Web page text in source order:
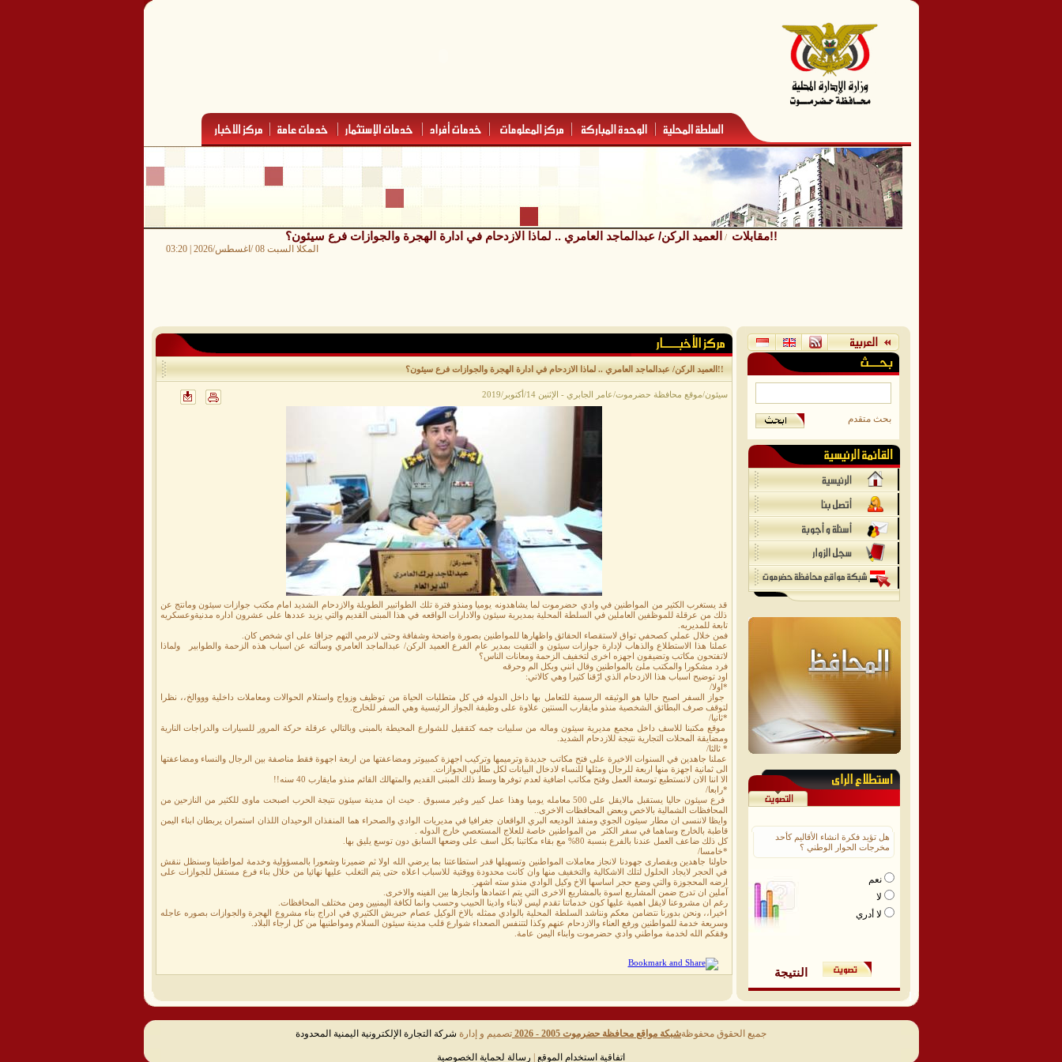
مقابلات / العميد الركن/ عبدالماجد العامري .. لماذا الازدحام في ادارة الهجرة والجوازات فرع سيئون؟!!
المكلا السبت 08 /اغسطس/2026 | 03:20
العميد الركن/ عبدالماجد العامري .. لماذا الازدحام في ادارة الهجرة والجوازات فرع سيئون؟!!
سيئون/موقع محافظة حضرموت/عامر الجابري - الإثنين 14/أكتوبر/2019
قد يستغرب الكثير من المواطنين في وادي حضرموت لما يشاهدونه يوميا ومنذو فترة تلك الطواتبير الطويلة والازدحام الشديد امام مكتب جوازات سيئون ومانتج عن
ذلك من عرقلة للموظفين العاملين في السلطة المحلية بمديرية سيئون والادارات الواقعه في هذا المبنى القديم والتي يزيد عددها على عشرون اداره مدنيةوعسكريه
تابعة للمديريه.
فمن خلال عملي كصحفي تواق لاستقصاء الحقائق واظهارها للمواطنين بصورة واضحة وشفافة وحتى لانرمي التهم جزافا على اي شخص كان.
عملنا هذا الاستطلاع والذهاب لإدارة جوازات سيئون و التقيت بمدير عام الفرع العميد الركن/ عبدالماجد العامري وسألته عن اسباب هذه الزحمة والطوابير ولماذا
لاتفتحون مكاتب وتضيفون اجهزه اخرى لتخفيف الزحمة ومعانات الناس؟
فرد مشكورا والمكتب ملئ بالمواطنين وقال انني وبكل الم وحرقه
اود توضيح اسباب هذا الازدحام الذي ارّقنا كثيرا وهي كالاتي:
*اولا/
جواز السفر اصبح حاليا هو الوثيقه الرسمية للتعامل بها داخل الدوله في كل متطلبات الحياة من توظيف وزواج واستلام الحوالات ومعاملات داخلية وووالخ،، نظرا
لتوقف صرف البطائق الشخصية منذو مايقارب السنتين علاوة على وظيفة الجواز الرئيسية وهي السفر للخارج.
*ثانيا/
موقع مكتبنا للاسف داخل مجمع مديرية سيئون وماله من سلبيات جمه كتقفيل للشوارع المحيطة بالمبنى وبالتالي عرقلة حركة المرور للسيارات والدراجات النارية
ومضايقة المحلات التجارية نتيجة للازدحام الشديد.
* ثالثا/
عملنا جاهدين في السنوات الاخيرة على فتح مكاتب جديدة وترميمها وتركيب اجهزة كمبيوتر ومضاعفتها من اربعة اجهوة فقط مناصفة بين الرجال والنساء ومضاعفتها
الى ثمانية اجهزة منها اربعة للرجال ومثلها للنساء لادخال البيانات لكل طالبي الجوازات.
الا اننا الان لانستطيع توسعة العمل وفتح مكاتب اضافية لعدم توفرها وسط ذلك المبنى القديم والمتهالك القائم منذو مايقارب 40 سنه!!
*رابعا/
فرع سيئون حاليا يستقبل مالايقل على 500 معامله يوميا وهذا عمل كبير وغير مسبوق . حيث ان مدينة سيئون نتيجة الحرب اصبحت ماوى للكثير من النازحين من
المحافظات الشمالية بالاخص وبعض المحافظات الاخرى..
وايظا لاننسى ان مطار سيئون الجوي ومنفذ الوديعه البري الواقعان جغرافيا في مديريات الوادي والصحراء هما المنفذان الوحيدان اللذان استمران يربطان ابناء اليمن
قاطبة بالخارج وساهما في سفر الكثر من المواطنين خاصة للعلاج المستعصي خارج الدوله .
كل ذلك ضاعف العمل عندنا بالفرع بنسبة 80% مع بقاء مكاتبنا بكل اسف على وضعها السابق دون توسع يليق بها.
*خامسا/
حاولنا جاهدين وبقصارى جهودنا لانجاز معاملات المواطنين وتسهيلها قدر استطاعتنا بما يرضي الله اولا ثم ضميرنا وشعورا بالمسؤولية وخدمة لمواطنينا وسنظل ننقش
في الحجر لايجاد الحلول لتلك الاشكالية والتخفيف منها وان كانت محدودة ووقتية للاسباب اعلاه حتى يتم التغلب عليها نهائيا من خلال بناء فرع مستقل للجوازات على
ارضه المحجوزة والتي وضع حجر اساسها الاخ وكيل الوادي منذو سته اشهر.
آملين ان تدرج ضمن المشاريع اسوة بالمشاريع الاخرى التي يتم اعتمادها وانجازها بين الفينه والاخرى.
رغم ان مشروعنا لايقل اهمية عليها كون خدماتنا تقدم ليس لابناء وادينا الحبيب وحسب وانما لكافة اليمنيين ومن مختلف المحافظات.
اخيرا،، ونحن بدورنا نتضامن معكم ونناشد السلطة المحلية بالوادي ممثله بالاخ الوكيل عصام حبريش الكثيري في ادراج بناء مشروع الهجرة والجوازات بصوره عاجله
وسريعة خدمة للمواطنين ورفع العناء والازدحام عنهم وكذا لتتنفس الصعداء شوارع قلب مدينة سيئون السلام ومواطنيها من كل ارجاء البلاد.
وفقكم الله لخدمة مواطني وادي حضرموت وابناء اليمن عامة.
بحث متقدم
هل تؤيد فكرة انشاء الأقاليم كأحد
مخرجات الحوار الوطني ؟
نعم
لا
لا أدري
النتيجة
جميع الحقوق محفوظةشبكة مواقع محافظة حضرموت 2005 - 2026 تصميم و إدارة شركة التجارة الإلكترونية اليمنية المحدودة
اتفاقية استخدام الموقع رسالة لحماية الخصوصية